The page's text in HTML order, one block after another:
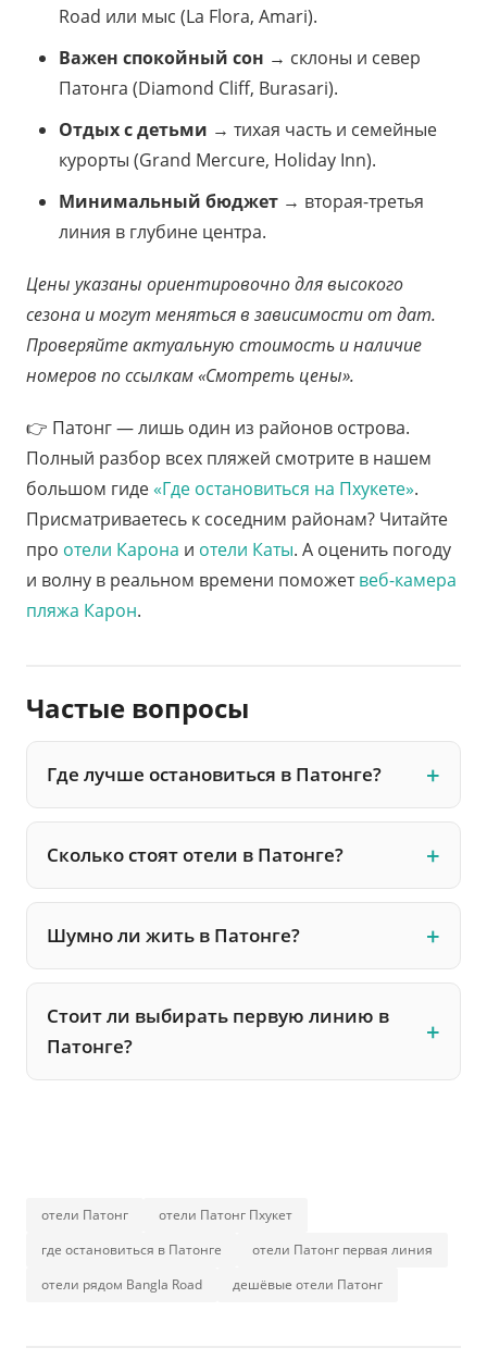
Road или мыс (La Flora, Amari).
Важен спокойный сон → склоны и север
Патонга (Diamond Cliff, Burasari).
Отдых с детьми → тихая часть и семейные
курорты (Grand Mercure, Holiday Inn).
Минимальный бюджет → вторая-третья
линия в глубине центра.
Цены указаны ориентировочно для высокого
сезона и могут меняться в зависимости от дат.
Проверяйте актуальную стоимость и наличие
номеров по ссылкам «Смотреть цены».
👉 Патонг — лишь один из районов острова.
Полный разбор всех пляжей смотрите в нашем
большом гиде«Где остановиться на Пхукете».
Присматриваетесь к соседним районам? Читайте
про отели Карона и отели Каты. А оценить погоду
и волну в реальном времени поможетвеб-камера
пляжа Карон.
Частые вопросы
Где лучше остановиться в Патонге?
Сколько стоят отели в Патонге?
Шумно ли жить в Патонге?
Стоит ли выбирать первую линию в
Патонге?
отели Патонг
отели Патонг Пхукет
где остановиться в Патонге
отели Патонг первая линия
отели рядом Bangla Road
дешёвые отели Патонг